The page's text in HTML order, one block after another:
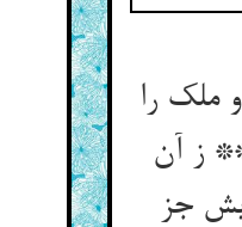
ملک را
** ز آن
جز